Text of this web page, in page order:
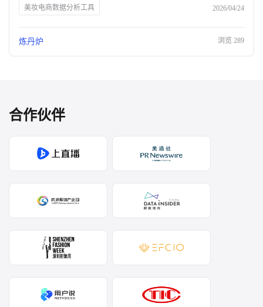
美妆电商数据分析工具 2026/04/24
炼丹炉 浏览 289
合作伙伴